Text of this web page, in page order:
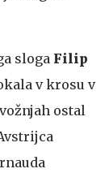
sloga Filip
v krosu v
ostal